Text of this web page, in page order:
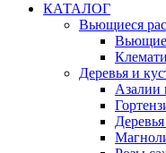
КАТАЛОГ
Вьющиеся
Деревья и
Азалии